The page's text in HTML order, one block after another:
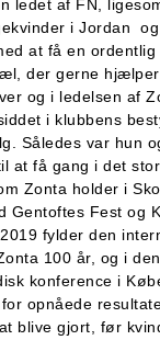
ledet af FN,
i Jordan
at få en ordentlig
der gerne
og i ledelsen af
i klubbens
Således var hun
at få gang i det
Zonta holder i
Gentoftes Fest og
fylder den
100 år, og i
konference i
opnåede
blive gjort, før